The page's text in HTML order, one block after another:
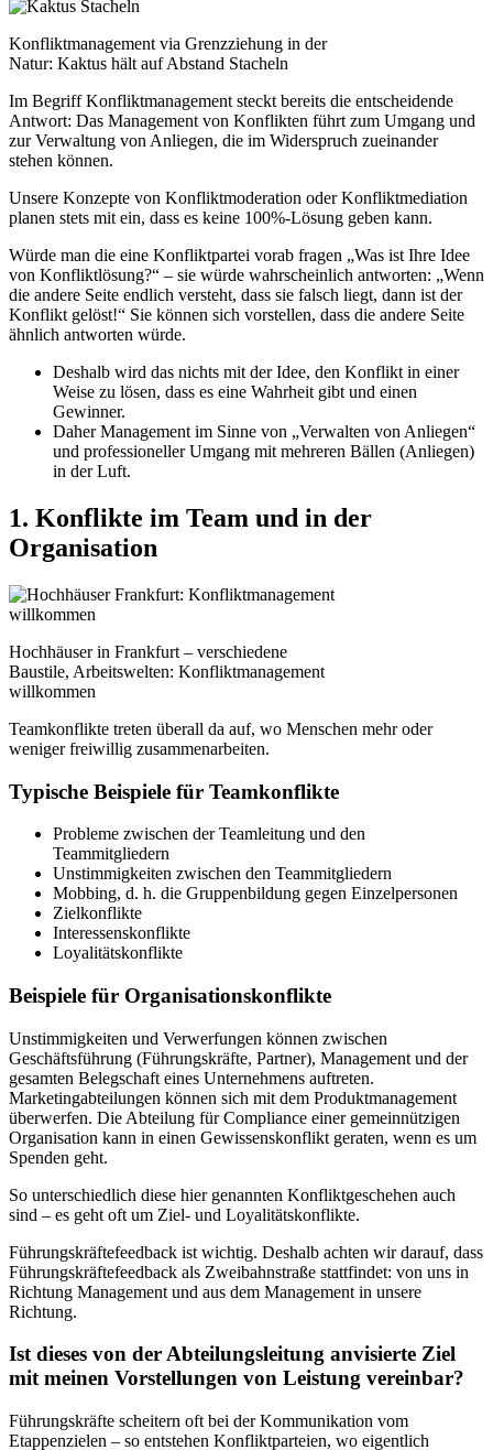
Konfliktmanagement via Grenzziehung in der
Natur: Kaktus hält auf Abstand Stacheln
Im Begriff Konfliktmanagement steckt bereits die entscheidende
Antwort: Das Management von Konflikten führt zum Umgang und
zur Verwaltung von Anliegen, die im Widerspruch zueinander
stehen können.
Unsere Konzepte von Konfliktmoderation oder Konfliktmediation
planen stets mit ein, dass es keine 100%-Lösung geben kann.
Würde man die eine Konfliktpartei vorab fragen „Was ist Ihre Idee
von Konfliktlösung?“ – sie würde wahrscheinlich antworten: „Wenn
die andere Seite endlich versteht, dass sie falsch liegt, dann ist der
Konflikt gelöst!“ Sie können sich vorstellen, dass die andere Seite
ähnlich antworten würde.
Deshalb wird das nichts mit der Idee, den Konflikt in einer
Weise zu lösen, dass es eine Wahrheit gibt und einen
Gewinner.
Daher Management im Sinne von „Verwalten von Anliegen“
und professioneller Umgang mit mehreren Bällen (Anliegen)
in der Luft.
1. Konflikte im Team und in der
Organisation
Hochhäuser in Frankfurt – verschiedene
Baustile, Arbeitswelten: Konfliktmanagement
willkommen
Teamkonflikte treten überall da auf, wo Menschen mehr oder
weniger freiwillig zusammenarbeiten.
Typische Beispiele für Teamkonflikte
Probleme zwischen der Teamleitung und den
Teammitgliedern
Unstimmigkeiten zwischen den Teammitgliedern
Mobbing, d. h. die Gruppenbildung gegen Einzelpersonen
Zielkonflikte
Interessenskonflikte
Loyalitätskonflikte
Beispiele für Organisationskonflikte
Unstimmigkeiten und Verwerfungen können zwischen
Geschäftsführung (Führungskräfte, Partner), Management und der
gesamten Belegschaft eines Unternehmens auftreten.
Marketingabteilungen können sich mit dem Produktmanagement
überwerfen. Die Abteilung für Compliance einer gemeinnützigen
Organisation kann in einen Gewissenskonflikt geraten, wenn es um
Spenden geht.
So unterschiedlich diese hier genannten Konfliktgeschehen auch
sind – es geht oft um Ziel- und Loyalitätskonflikte.
Führungskräftefeedback ist wichtig. Deshalb achten wir darauf, dass
Führungskräftefeedback als Zweibahnstraße stattfindet: von uns in
Richtung Management und aus dem Management in unsere
Richtung.
Ist dieses von der Abteilungsleitung anvisierte Ziel
mit meinen Vorstellungen von Leistung vereinbar?
Führungskräfte scheitern oft bei der Kommunikation vom
Etappenzielen – so entstehen Konfliktparteien, wo eigentlich